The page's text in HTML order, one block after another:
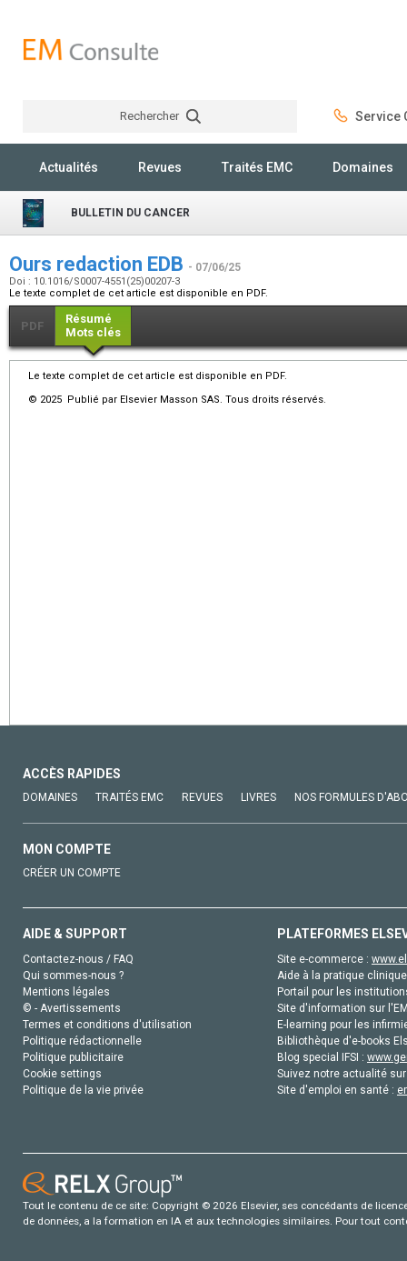
Rechercher Service
Actualités Revues Traités EMC Domaines
BULLETIN DU CANCER
Ours redaction EDB - 07/06/25
Doi : 10.1016/S0007-4551(25)00207-3
Le texte complet de cet article est disponible en PDF.
PDF
Résumé
Mots clés
Le texte complet de cet article est disponible en PDF.
© 2025 Publié par Elsevier Masson SAS. Tous droits réservés.
ACCÈS RAPIDES
DOMAINES TRAITÉS EMC REVUES LIVRES NOS FORMULES
MON COMPTE
CRÉER UN COMPTE
AIDE & SUPPORT
Contactez-nous / FAQ
Qui sommes-nous ?
Mentions légales
© - Avertissements
Termes et conditions d'utilisation
Politique rédactionnelle
Politique publicitaire
Cookie settings
Politique de la vie privée
PLATEFORMES
Site e-commerce :
Aide à la pratique
Portail pour les
Site d'information sur
E-learning pour les
Bibliothèque d'e-books
Blog special IFSI :
Suivez notre actualité
Site d'emploi en santé :
Tout le contenu de ce site: Copyright © 2026 Elsevier, ses concédants de
de données, a la formation en IA et aux technologies similaires. Pour tout